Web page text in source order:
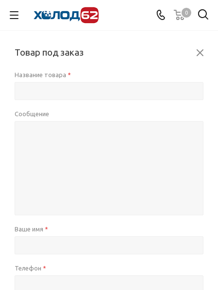
0
Товар под заказ
Название товара *
Сообщение
Ваше имя *
Телефон *